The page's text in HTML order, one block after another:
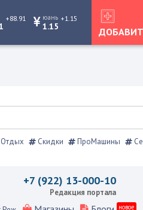
+88.91 юань
1.15
+1.15
справочник
Скидки ПроМашины
+7 (922) 13-000-10
Редакция портала
новое